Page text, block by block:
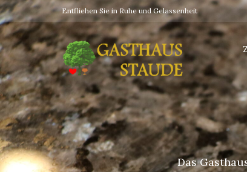
Entfliehen Sie in Ruhe und Gelassenheit
Das